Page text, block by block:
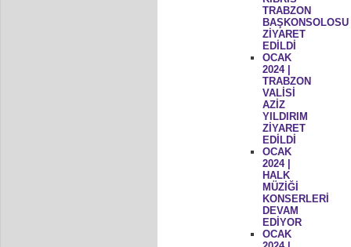
TRABZON
BAŞKONSOLOSU
ZİYARET
EDİLDİ
OCAK
2024 |
TRABZON
VALİSİ
AZİZ
YILDIRIM
ZİYARET
EDİLDİ
OCAK
2024 |
HALK
MÜZİĞİ
KONSERLERİ
DEVAM
EDİYOR
OCAK